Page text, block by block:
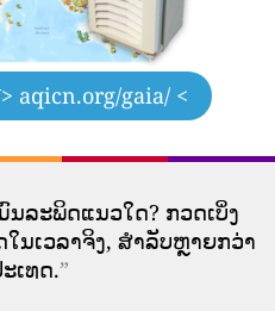
> aqicn.org/gaia/ <
ນລະພິດແນວໃດ? ກວດເບິ່ງ
ນເວລາຈິງ, ສໍາລັບຫຼາຍກວ່າ
ເທດ.”